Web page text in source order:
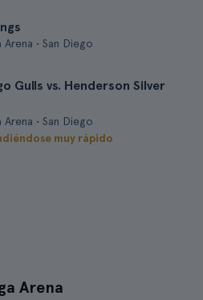
Arena • San Diego
Gulls vs. Henderson Silver
Arena • San Diego
muy rápido
Arena